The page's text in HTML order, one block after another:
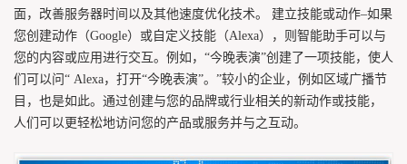
面，改善服务器时间以及其他速度优化技术。 建立技能或动作–如果
您创建动作（Google）或自定义技能（Alexa），则智能助手可以与
您的内容或应用进行交互。例如，“今晚表演”创建了一项技能，使人
们可以问“ Alexa，打开“今晚表演”。”较小的企业，例如区域广播节
目，也是如此。通过创建与您的品牌或行业相关的新动作或技能，
人们可以更轻松地访问您的产品或服务并与之互动。